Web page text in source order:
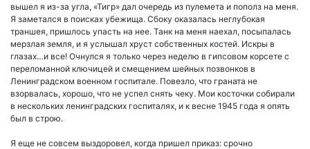
вышел я из-за угла, «Тигр» дал очередь из пулемета и пополз на меня.
Я заметался в поисках убежища. Сбоку оказалась неглубокая
траншея, пришлось упасть на нее. Танк на меня наехал, посыпалась
мерзлая земля, и я услышал хруст собственных костей. Искры в
глазах…и все! Очнулся я только через неделю в гипсовом корсете с
переломанной ключицей и смещением шейных позвонков в
Ленинградском военном госпитале. Повезло, что граната не
взорвалась, хорошо, что не успел снять чеку. Мои косточки собирали
в нескольких ленинградских госпиталях, и к весне 1945 года я опять
был в строю.
Я еще не совсем выздоровел, когда пришел приказ: срочно